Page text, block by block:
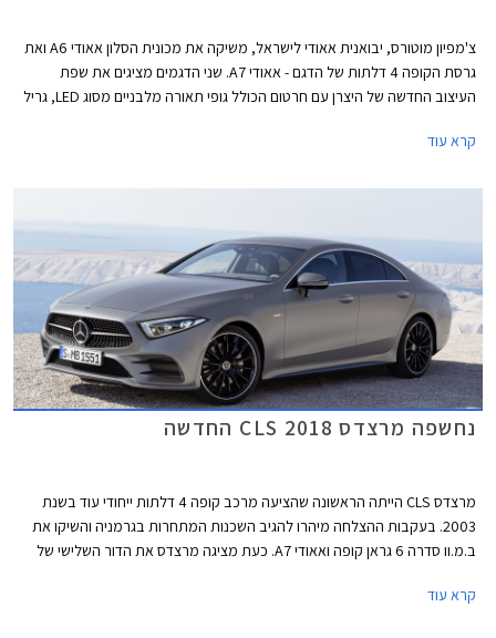
צ'מפיון מוטורס, יבואנית אאודי לישראל, משיקה את מכונית הסלון אאודי A6 ואת
גרסת הקופה 4 דלתות של הדגם - אאודי A7. שני הדגמים מציגים את שפת
העיצוב החדשה של היצרן עם חרטום הכולל גופי תאורה מלבניים מסוג LED, גריל
קרא עוד
נחשפה מרצדס CLS 2018 החדשה
מרצדס CLS הייתה הראשונה שהציעה מרכב קופה 4 דלתות ייחודי עוד בשנת
2003. בעקבות ההצלחה מיהרו להגיב השכנות המתחרות בגרמניה והשיקו את
ב.מ.וו סדרה 6 גראן קופה ואאודי A7. כעת מציגה מרצדס את הדור השלישי של
פגוש אגרסיבי, וגריל גדול שבמרכזו מנצנץ סמל גדול של המותג. מכסה המנוע
קרא עוד